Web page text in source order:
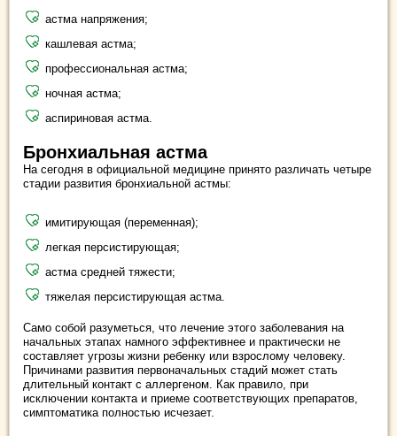
астма напряжения;
кашлевая астма;
профессиональная астма;
ночная астма;
аспириновая астма.
Бронхиальная астма
На сегодня в официальной медицине принято различать четыре
стадии развития бронхиальной астмы:
имитирующая (переменная);
легкая персистирующая;
астма средней тяжести;
тяжелая персистирующая астма.
Само собой разуметься, что лечение этого заболевания на
начальных этапах намного эффективнее и практически не
составляет угрозы жизни ребенку или взрослому человеку.
Причинами развития первоначальных стадий может стать
длительный контакт с аллергеном. Как правило, при
исключении контакта и приеме соответствующих препаратов,
симптоматика полностью исчезает.